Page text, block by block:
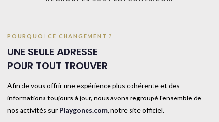
POURQUOI CE CHANGEMENT ?
UNE SEULE ADRESSE
POUR TOUT TROUVER
Afin de vous offrir une expérience plus cohérente et des
informations toujours à jour, nous avons regroupé l'ensemble de
nos activités sur Playgones.com, notre site officiel.
Ajouter à la liste
Catégorie :Renforcement musculaire